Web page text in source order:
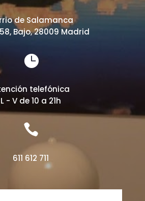
de Salamanca
Bajo, 28009 Madrid

telefónica
L - V de 10 a 21h

611 612 711